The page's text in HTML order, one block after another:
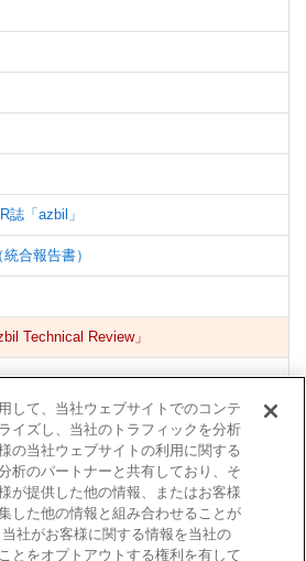
誌「azbil」
合報告書）
Technical Review」
して、当社ウェブサイトでのコンテ
イズし、当社のトラフィックを分析
の当社ウェブサイトの利用に関する
析のパートナーと共有しており、そ
が提供した他の情報、またはお客様
した他の情報と組み合わせることが
社がお客様に関する情報を当社の
とをオプトアウトする権利を有して